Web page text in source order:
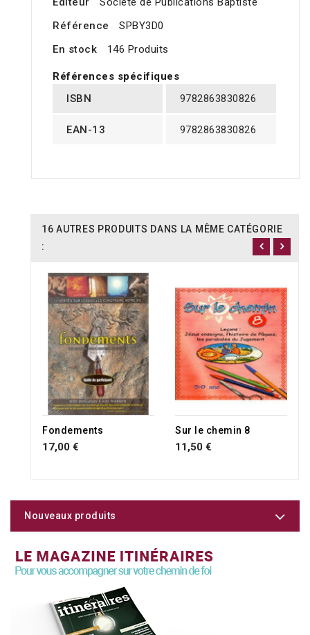
Référence
SPBY3D0
En stock
146 Produits
Références spécifiques
ISBN
9782863830826
EAN-13 9782863830826
16 AUTRES PRODUITS DANS LA MÊME CATÉGORIE
:
Fondements
17,00 €
Sur le chemin 8
11,50 €
Nouveaux produits